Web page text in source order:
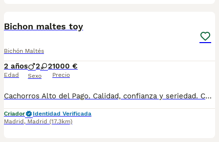
Bichon maltes toy
Bichón Maltés
2 años
Edad
2 2
Sexo
1000 €
Precio
Cachorros Alto del Pago. Calidad, confianza y seriedad. Contacto : 679 67 30 10 Web : altodelpago.es Instagram : @altodelpago
Criador
Identidad Verificada
Madrid , Madrid (17.3km)